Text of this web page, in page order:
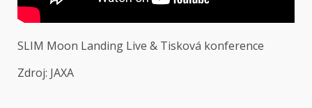
SLIM Moon Landing Live & Tisková konference
Zdroj: JAXA